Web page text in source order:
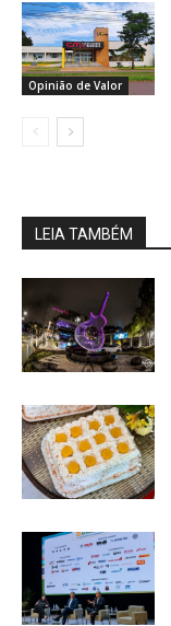
Opinião de Valor
LEIA TAMBÉM